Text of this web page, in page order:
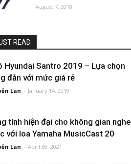
August 7, 2018
READ
Hyundai Santro 2019 – Lựa chọn
đắn với mức giá rẻ
Lan - January 14, 2019
tính hiện đại cho không gian nghe
với loa Yamaha MusicCast 20
Lan - April 30, 2021